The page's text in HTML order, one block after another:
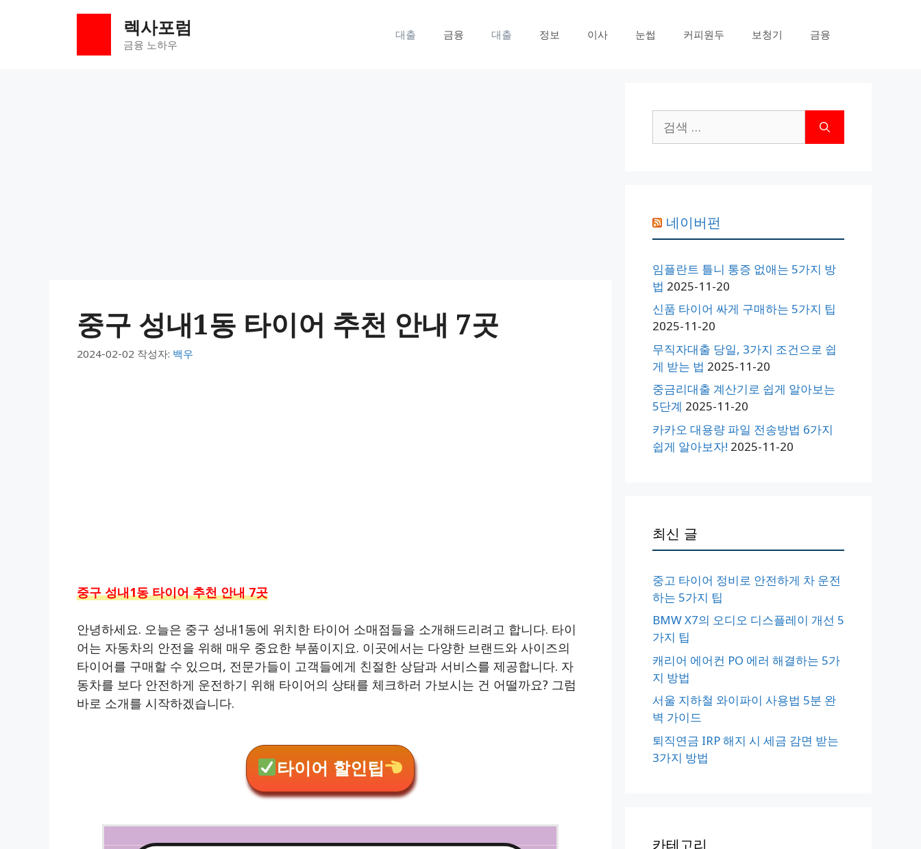
렉사포럼
금융 노하우
대출 금융 대출 정보 이사 눈썹 커피원두 보청기 금융
중구 성내1동 타이어 추천 안내 7곳
2024-02-02 작성자: 백우
중구 성내1동 타이어 추천 안내 7곳
안녕하세요. 오늘은 중구 성내1동에 위치한 타이어 소매점들을 소개해드리려고 합니다. 타이
어는 자동차의 안전을 위해 매우 중요한 부품이지요. 이곳에서는 다양한 브랜드와 사이즈의
타이어를 구매할 수 있으며, 전문가들이 고객들에게 친절한 상담과 서비스를 제공합니다. 자
동차를 보다 안전하게 운전하기 위해 타이어의 상태를 체크하러 가보시는 건 어떨까요? 그럼
바로 소개를 시작하겠습니다.
타이어 할인팁
색:
네이버펀
임플란트 틀니 통증 없애는 5가지 방
법 2025-11-20
신품 타이어 싸게 구매하는 5가지 팁
2025-11-20
무직자대출 당일, 3가지 조건으로 쉽
게 받는 법 2025-11-20
중금리대출 계산기로 쉽게 알아보는
5단계 2025-11-20
카카오 대용량 파일 전송방법 6가지
쉽게 알아보자! 2025-11-20
최신 글
중고 타이어 정비로 안전하게 차 운전
하는 5가지 팁
BMW X7의 오디오 디스플레이 개선 5
가지 팁
캐리어 에어컨 PO 에러 해결하는 5가
지 방법
서울 지하철 와이파이 사용법 5분 완
벽 가이드
퇴직연금 IRP 해지 시 세금 감면 받는
3가지 방법
카테고리